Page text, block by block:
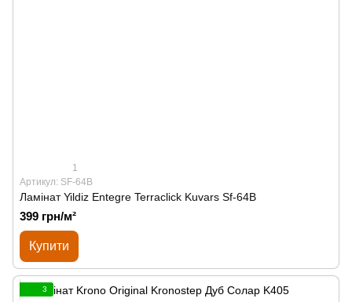
1
Артикул: SF-64B
Ламінат Yildiz Entegre Terraclick Kuvars Sf-64B
399 грн/м²
Купити
3